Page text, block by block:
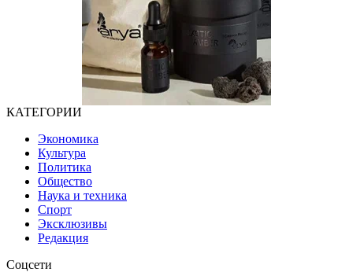
КАТЕГОРИИ
Экономика
Культура
Политика
Общество
Наука и техника
Спорт
Эксклюзивы
Редакция
Соцсети